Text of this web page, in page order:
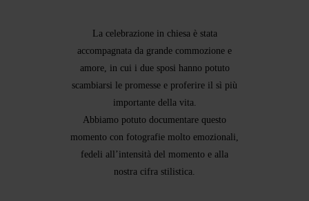
La celebrazione in chiesa è stata
accompagnata da grande commozione e
amore, in cui i due sposi hanno potuto
scambiarsi le promesse e proferire il sì più
importante della vita.
Abbiamo potuto documentare questo
momento con fotografie molto emozionali,
fedeli all’intensità del momento e alla
nostra cifra stilistica.